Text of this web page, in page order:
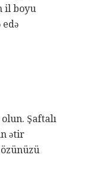
il boyu
Şaftalı
ətir